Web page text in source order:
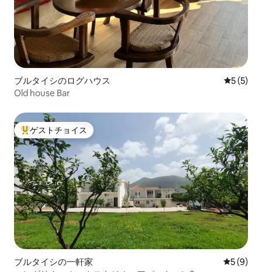
ブルタイシのログハウス レビュー
5 (5)
Old house Bar
大好評のゲストチョイスです。
ゲストチョイス
ブルタイシの一軒家 レビュー
5 (9)